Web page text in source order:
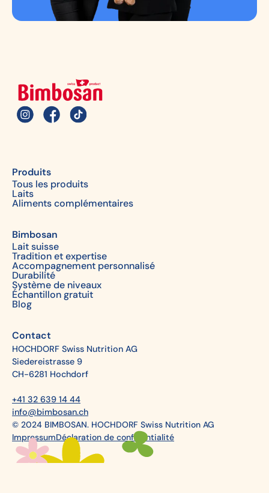
Produits
Tous les produits
Laits
Aliments complémentaires
Bimbosan
Lait suisse
Tradition et expertise
Accompagnement personnalisé
Durabilité
Système de niveaux
Échantillon gratuit
Blog
Contact
HOCHDORF Swiss Nutrition AG
Siedereistrasse 9
CH-6281 Hochdorf
+41 32 639 14 44
info@bimbosan.ch
© 2024 BIMBOSAN. HOCHDORF Swiss Nutrition AG
ImpressumDéclaration de confidentialité